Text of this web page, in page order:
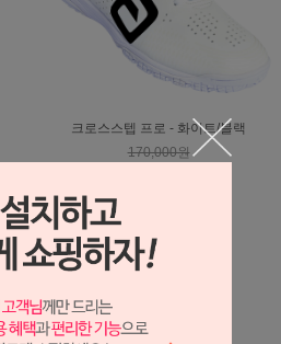
크로스스텝 프로 - 화이트/블랙
170,000원